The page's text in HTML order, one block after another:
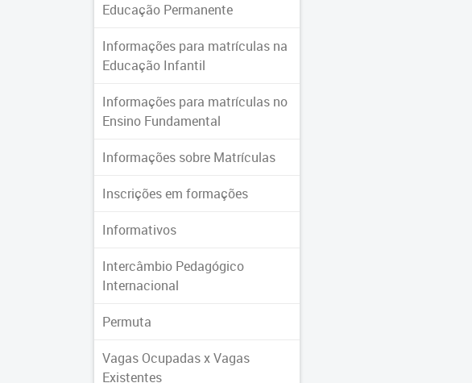
Educação Permanente
Informações para matrículas na
Educação Infantil
Informações para matrículas no
Ensino Fundamental
Informações sobre Matrículas
Inscrições em formações
Informativos
Intercâmbio Pedagógico
Internacional
Permuta
Vagas Ocupadas x Vagas
Existentes